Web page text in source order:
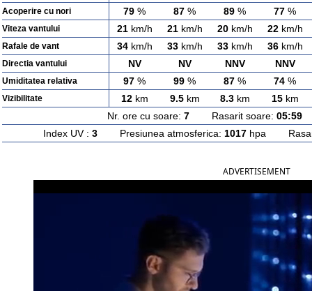
Acoperire cu nori 79 % 87 % 89 % 77 %
Viteza vantului 21km/h 21km/h 20km/h 22km/h
Rafale de vant 34km/h 33km/h 33km/h 36km/h
Directia vantului NV NV NNV NNV
Umiditatea relativa 97 % 99 % 87 % 74 %
Vizibilitate 12km 9.5km 8.3km 15km
Nr. ore cu soare: 7Rasarit soare: 05:59
Index UV : 3Presiunea atmosferica: 1017hpa
ADVERTISEMENT